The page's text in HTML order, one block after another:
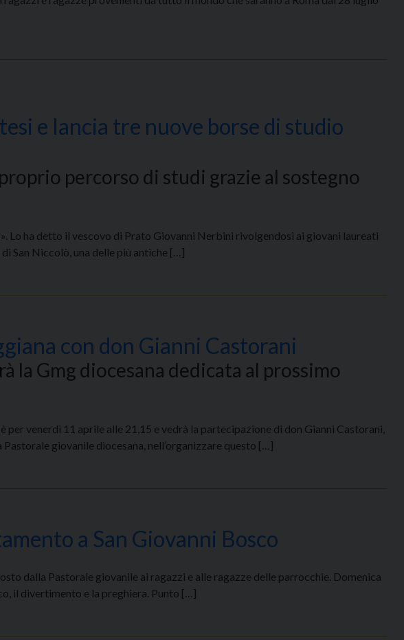
e lancia tre nuove borse di studio
percorso di studi grazie al sostegno
Lo ha detto il vescovo di Prato Giovanni Nerbini rivolgendosi ai giovani laureati
San Niccolò, una delle più antiche […]
con don Gianni Castorani
la Gmg diocesana dedicata al prossimo
venerdì 11 aprile alle 21,15 e vedrà la partecipazione di don Gianni Castorani,
giovanile diocesana, nell’organizzare questo […]
a San Giovanni Bosco
dalla Pastorale giovanile ai ragazzi e alle ragazze delle parrocchie. Domenica
il divertimento e la preghiera. Punto […]